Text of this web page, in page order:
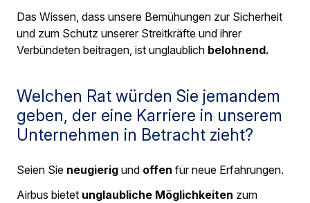
Das Wissen, dass unsere Bemühungen zur Sicherheit
und zum Schutz unserer Streitkräfte und ihrer
Verbündeten beitragen, ist unglaublich belohnend.
Welchen Rat würden Sie jemandem
geben, der eine Karriere in unserem
Unternehmen in Betracht zieht?
Seien Sie neugierig und offen für neue Erfahrungen.
Airbus bietet unglaubliche Möglichkeiten zum